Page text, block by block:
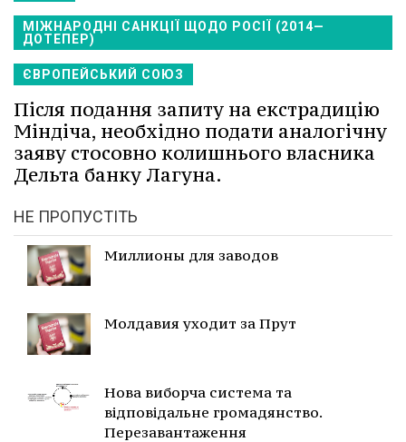
МІЖНАРОДНІ САНКЦІЇ ЩОДО РОСІЇ (2014—
ДОТЕПЕР)
ЄВРОПЕЙСЬКИЙ СОЮЗ
Після подання запиту на екстрадицію
Міндіча, необхідно подати аналогічну
заяву стосовно колишнього власника
Дельта банку Лагуна.
НЕ ПРОПУСТІТЬ
Миллионы для заводов
Молдавия уходит за Прут
Нова виборча система та
відповідальне громадянство.
Перезавантаження